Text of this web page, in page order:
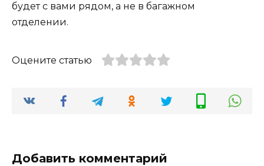
будет с вами рядом, а не в багажном
отделении.
Оцените статью
Добавить комментарий